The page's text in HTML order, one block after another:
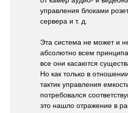
управления блоками
сервера и т. д.
Эта система не может и
абсолютно всем
все они касаются
Но как только в
тактик управления
потребовался
это нашло отражение в